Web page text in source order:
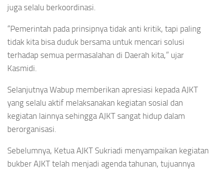
juga selalu berkoordinasi.
“Pemerintah pada prinsipnya tidak anti kritik, tapi paling
tidak kita bisa duduk bersama untuk mencari solusi
terhadap semua permasalahan di Daerah kita,” ujar
Kasmidi.
Selanjutnya Wabup memberikan apresiasi kepada AJKT
yang selalu aktif melaksanakan kegiatan sosial dan
kegiatan lainnya sehingga AJKT sangat hidup dalam
berorganisasi.
Sebelumnya, Ketua AJKT Sukriadi menyampaikan kegiatan
bukber AJKT telah menjadi agenda tahunan, tujuannya